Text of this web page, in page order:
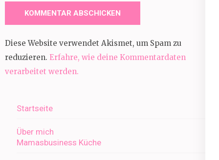
Diese Website verwendet Akismet, um Spam zu
reduzieren. Erfahre, wie deine Kommentardaten
verarbeitet werden.
Startseite
Über mich
Mamasbusiness Küche